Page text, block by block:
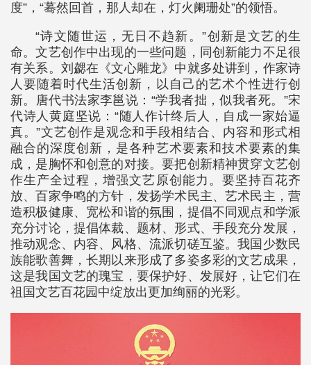
度”，“蓦然回首，那人却在，灯火阑珊处”的领悟。
“诗文随世运，无日不趋新。”创新是文艺的生
命。文艺创作中出现的一些问题，同创新能力不足很
有关系。刘勰在《文心雕龙》中就多处讲到，作家诗
人要随着时代生活创新，以自己的艺术个性进行创
新。唐代书法家李邕说：“学我者拙，似我者死。”宋
代诗人黄庭坚说：“随人作计终后人，自成一家始逼
真。”文艺创作是观念和手段相结合、内容和形式相
融合的深度创新，是各种艺术要素和技术要素的集
成，是胸怀和创意的对接。要把创新精神贯穿文艺创
作生产全过程，增强文艺原创能力。要坚持百花齐
放、百家争鸣的方针，发扬学术民主、艺术民主，营
造积极健康、宽松和谐的氛围，提倡不同观点和学派
充分讨论，提倡体裁、题材、形式、手段充分发展，
推动观念、内容、风格、流派切磋互鉴。我国少数民
族能歌善舞，长期以来形成了多姿多彩的文艺成果，
这是我国文艺的瑰宝，要保护好、发展好，让它们在
祖国文艺百花园中绽放出更加绚丽的光彩。